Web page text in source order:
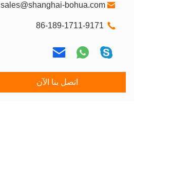
sales@shanghai-bohua.com
86-189-1711-9171
اتصل بنا الآن